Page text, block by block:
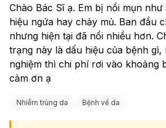
Chào Bác Sĩ ạ. Em bị nổi mụn
hiệu ngứa hay chảy mủ. Ban đầu
nhưng hiện tại đã nổi nhiều hơn.
trạng này là dấu hiệu của bệnh gì,
nghiệm thì chi phí rơi vào khoảng
cảm ơn ạ
Nhiễm trùng da Bệnh về da